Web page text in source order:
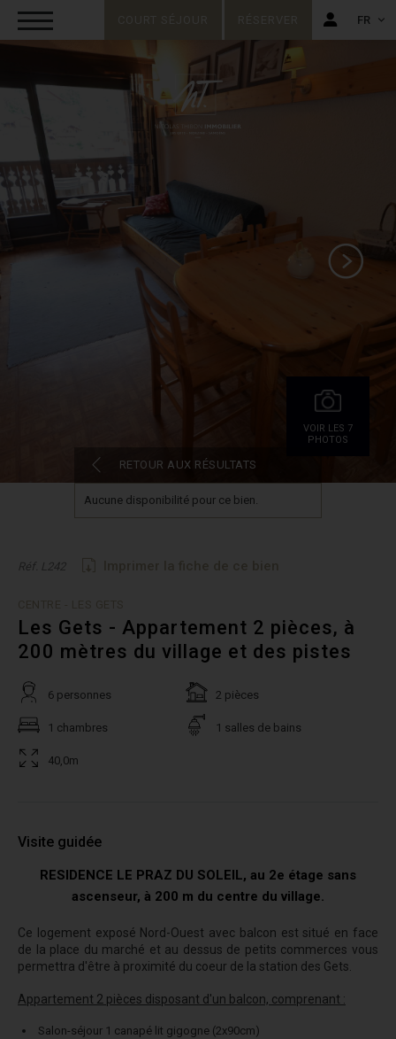
FR
VOIR LES 7
PHOTOS
RETOUR AUX RÉSULTATS
Aucune disponibilité pour ce bien.
Réf. L242
Les Gets - Appartement 2 pièces, à
200 mètres du village et des pistes
6 personnes 2 pièces
1 chambres 1 salles de bains
40,0m
Visite guidée
RESIDENCE LE PRAZ DU SOLEIL, au 2e étage sans
ascenseur, à 200 m du centre du village.
Ce logement exposé Nord-Ouest avec balcon est situé en face
de la place du marché et au dessus de petits commerces vous
permettra d'être à proximité du coeur de la station des Gets.
Appartement 2 pièces disposant d'un balcon, comprenant :
Salon-séjour 1 canapé lit gigogne (2x90cm)